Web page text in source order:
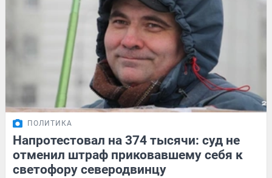
ПОЛИТИКА
Напротестовал на 374 тысячи: суд не
отменил штраф приковавшему себя к
светофору северодвинцу